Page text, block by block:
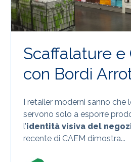
Scaffalature e
con Bordi
I retailer moderni sanno che
servono solo a esporre
l’identità visiva del
recente di CAEM dimostra...